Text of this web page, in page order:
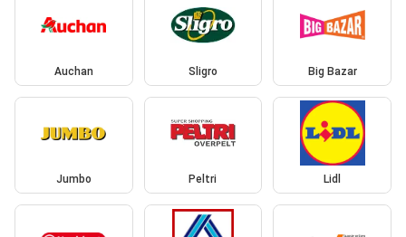
Auchan Sligro Big Bazar
Jumbo Peltri Lidl